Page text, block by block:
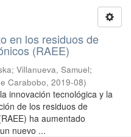
en los residuos de
(RAEE)
; Villanueva, Samuel;
Carabobo, 2019-08)
innovación tecnológica y la
de los residuos de
ha aumentado
nuevo ...